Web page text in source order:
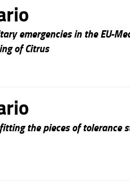
emergencies in the EU-
of Citrus
the pieces of tolerance